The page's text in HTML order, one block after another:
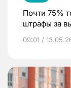
Почти 75%
штрафы за
09:01 /